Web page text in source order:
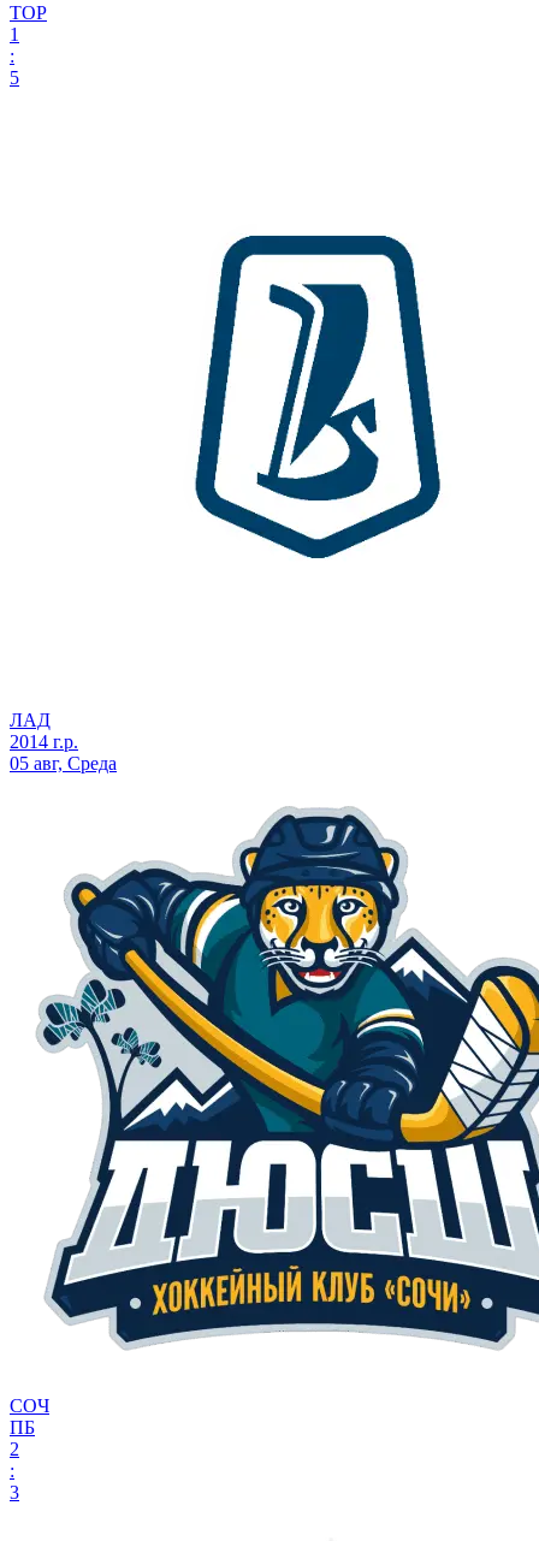
ТОР
1
:
5
ЛАД
2014 г.р.
05 авг, Среда
СОЧ
ПБ
2
:
3